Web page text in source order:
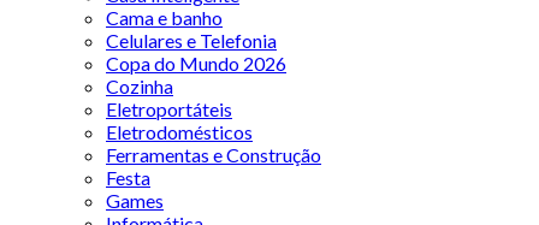
Cama e banho
Celulares e Telefonia
Copa do Mundo 2026
Cozinha
Eletroportáteis
Eletrodomésticos
Ferramentas e Construção
Festa
Games